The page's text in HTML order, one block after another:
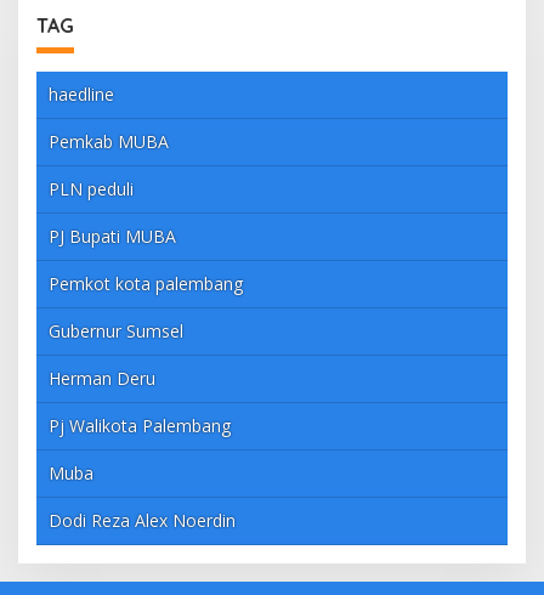
TAG
haedline
Pemkab MUBA
PLN peduli
PJ Bupati MUBA
Pemkot kota palembang
Gubernur Sumsel
Herman Deru
Pj Walikota Palembang
Muba
Dodi Reza Alex Noerdin